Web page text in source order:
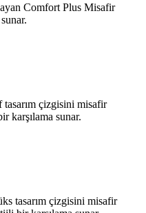
Comfort Plus Misafir
çizgisini misafir
karşılama sunar.
tasarım çizgisini misafir